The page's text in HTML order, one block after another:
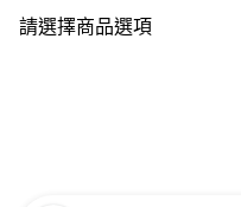
請選擇商品選項